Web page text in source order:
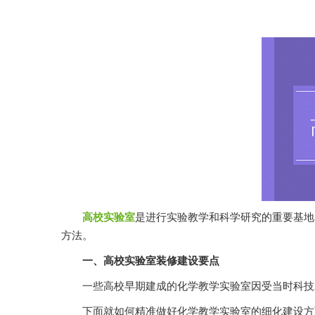
高校实验室是进行实验教学和科学研究的重要基地
方法。
一、高校实验室装修建设要点
一些高校早期建成的化学教学实验室因受当时科技发展水平
下面就如何精准做好化学教学实验室的细化建设方面